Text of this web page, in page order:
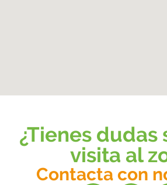
¿Tienes dudas
visita al
Contacta con